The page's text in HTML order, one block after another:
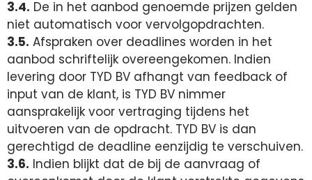
3.4. De in het aanbod genoemde prijzen gelden
niet automatisch voor vervolgopdrachten.
3.5. Afspraken over deadlines worden in het
aanbod schriftelijk overeengekomen. Indien
levering door TYD BV afhangt van feedback of
input van de klant, is TYD BV nimmer
aansprakelijk voor vertraging tijdens het
uitvoeren van de opdracht. TYD BV is dan
gerechtigd de deadline eenzijdig te verschuiven.
3.6. Indien blijkt dat de bij de aanvraag of